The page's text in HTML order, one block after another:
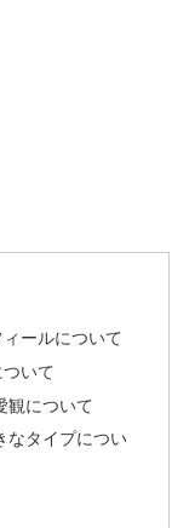
ールについて
いて
観について
なタイプについ